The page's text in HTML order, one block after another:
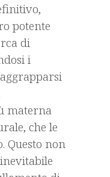
potente
di
i
materna
che le
Questo non